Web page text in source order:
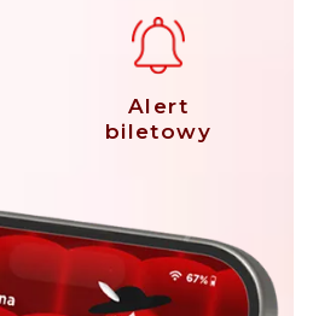
Alert
biletowy